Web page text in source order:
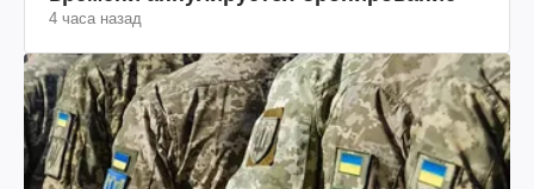
4 часа назад